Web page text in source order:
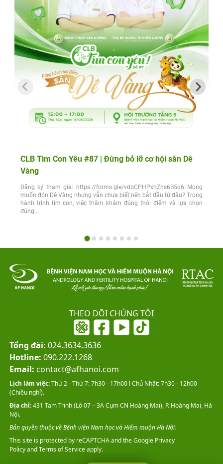
CLB Tìm Con Yêu #87 | Đừng bỏ lỡ cơ hội săn Dê
Vàng
Đăng ký tham gia: https://forms.gle/vdoCPHPxhZhs6B5q6 Mong
muốn đón Dê Vàng nhưng vẫn chưa biết nên bắt đầu từ đâu? Trong
hành trình tìm con, việc thăm khám đúng thời điểm và lựa chọn
đúng...
THEO DÕI CHÚNG TÔI
Tổng đài: 024.3634.3636
Hotline: 090.222.1268
Email: contact@afhanoi.com
This site is protected by reCAPTCHA and the GooglePrivacy
PolicyandTerms of Serviceapply.
Lịch làm việc:Thứ 2 - Thứ 7: 7h30 - 17h00 l Chủ Nhật: 7h30 - 12h00
(Chiều nghỉ).
Địa chỉ:431 Tam Trinh (Lô 07 – 3A Cụm CN Hoàng Mai), P. Hoàng Mai, Hà
Nội.
Bản quyền thuộc về Bệnh viện Nam học và Hiếm muộn Hà Nội.